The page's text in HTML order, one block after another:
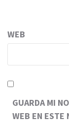
WEB
GUARDA MI
WEB EN ESTE